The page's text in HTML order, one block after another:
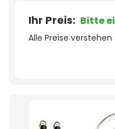
Ihr Preis: Bitte
Alle Preise verstehen